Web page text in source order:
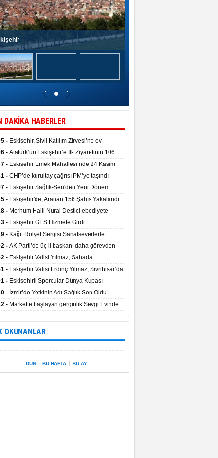
DAKİKA HABERLER
- Eskişehir, Sivil Katılım Zirvesi’ne ev
yaptı.
- Atatürk’ün Eskişehir’e İlk Ziyaretinin 106.
Kutlandı
- Eskişehir Emek Mahallesi’nde 24 Kasım
törenle hizmete girdi
- CHP’de kurultay çağrısı PM’ye taşındı
- Eskişehir Sağlık-Sen'den Yeni Dönem:
Teslim Alındı
- Eskişehir'de, Aranan 156 Şahıs Yakalandı
- Merhum Halil Nural Destici ebediyete
- Eskişehir GES Hizmete Girdi
- Kağıt Rölyef Sergisi Sanatseverlerle
- AK Parti’de üç il başkanı daha görevden
- Eskişehir Valisi Yılmaz, Sahada
Bulundu
- Eskişehir Valisi Erdinç Yılmaz, Sivrihisar’da
- Eskişehirli Sporcular Dünya Kupası
Vali Yılmaz’la Paylaştı
- İzmir’de Yetkinin Adı Sağlık Sen Oldu
- Markette başlayan gerginlik Sevgi Evinde
OKUNANLAR
DÜN BU HAFTA BU AY